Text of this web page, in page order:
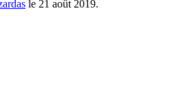
le 21 août 2019.